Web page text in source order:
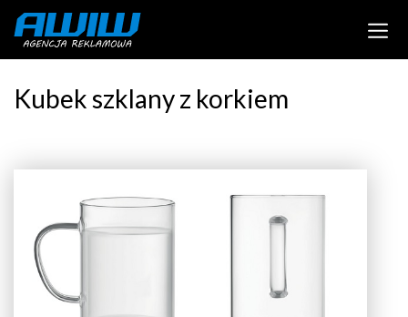
Kubek szklany z korkiem